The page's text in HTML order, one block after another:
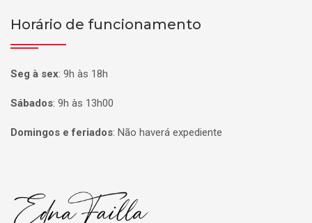
Horário de funcionamento
Seg à sex: 9h às 18h
Sábados: 9h às 13h00
Domingos e feriados: Não haverá expediente